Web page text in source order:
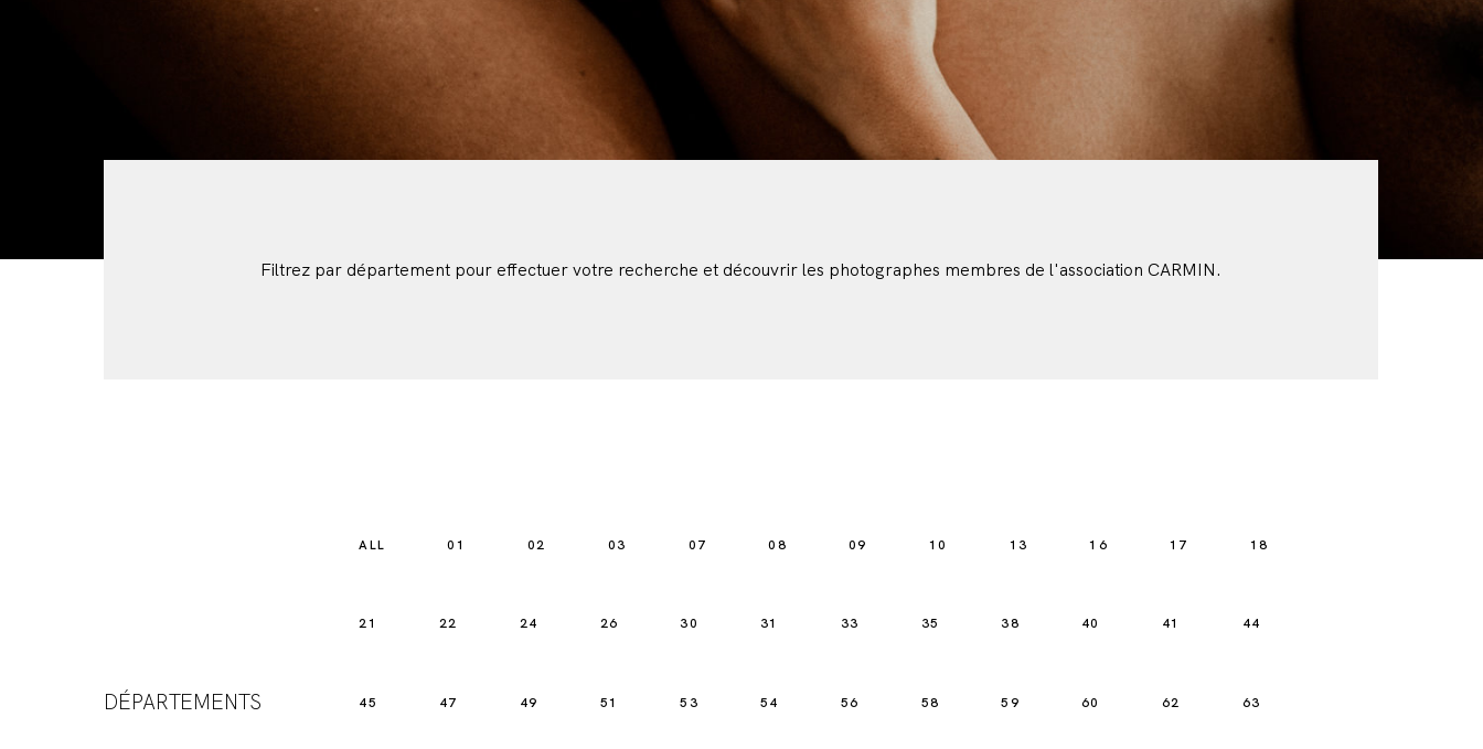
Filtrez par département pour effectuer votre recherche et découvrir les photographes membres de l'association CARMIN.
DÉPARTEMENTS
ALL 01 02 03 07 08 09 10 13 16 17 18
21 22 24 26 30 31 33 35 38 40 41 44
45 47 49 51 53 54 56 58 59 60 62 63